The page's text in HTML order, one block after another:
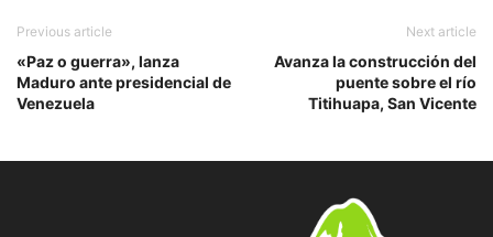
Previous article
«Paz o guerra», lanza
Maduro ante presidencial de
Venezuela
Next article
Avanza la construcción del
puente sobre el río
Titihuapa, San Vicente